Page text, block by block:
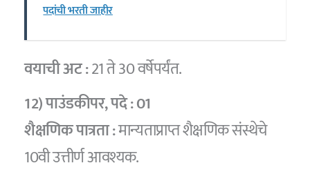
पदांची भरती जाहीर
वयाची अट :21 ते 30 वर्षेपर्यंत.
12) पाउंडकीपर, पदे :01
शैक्षणिक पात्रता :मान्यताप्राप्त शैक्षणिक संस्थेचे
10वी उत्तीर्ण आवश्यक.